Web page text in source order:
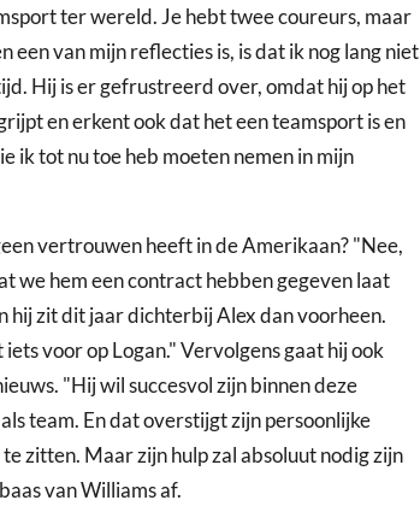
ter wereld. Je hebt twee coureurs, maar
een van mijn reflecties is, is dat ik nog lang niet
Hij is er gefrustreerd over, omdat hij op het
en erkent ook dat het een teamsport is en
ik tot nu toe heb moeten nemen in mijn
vertrouwen heeft in de Amerikaan? "Nee,
we hem een contract hebben gegeven laat
hij zit dit jaar dichterbij Alex dan voorheen.
voor op Logan." Vervolgens gaat hij ook
"Hij wil succesvol zijn binnen deze
team. En dat overstijgt zijn persoonlijke
zitten. Maar zijn hulp zal absoluut nodig zijn
van Williams af.